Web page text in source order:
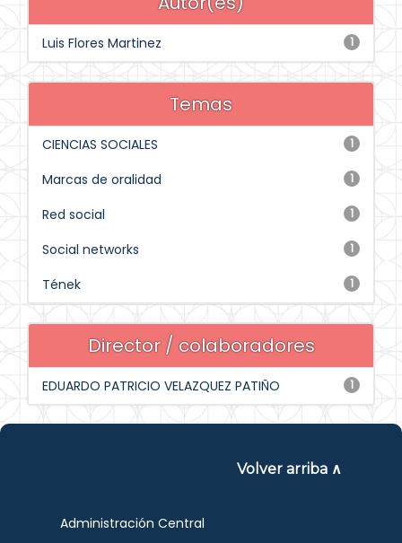
1
Luis Flores Martinez
Temas
1
CIENCIAS SOCIALES
1
Marcas de oralidad
1
Red social
1
Social networks
1
Tének
Director / colaboradores
1
EDUARDO PATRICIO VELAZQUEZ PATIÑO
Volver arriba ∧
Administración Central